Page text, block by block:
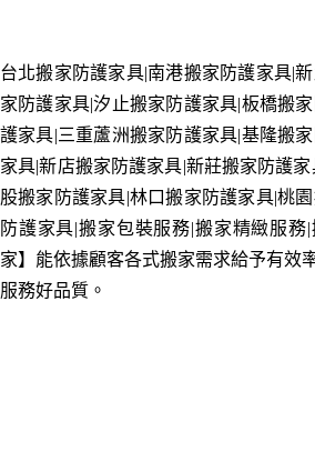
台北搬家防護家具|南港搬家 防護家具|
家 防護家具|汐止搬家 防護家具|板橋搬家
護家具|三重蘆洲搬家 防護家具|基隆搬家
家具|新店搬家 防護家具|新莊搬家 防護
股搬家 防護家具|林口搬家 防護家具|桃
防護家具|搬家包裝服務|搬家精緻服務
家】能依據顧客各式搬家需求給予有效
服務好品質。